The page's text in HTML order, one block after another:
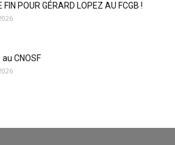
FIN POUR GÉRARD LOPEZ AU FCGB !
CNOSF